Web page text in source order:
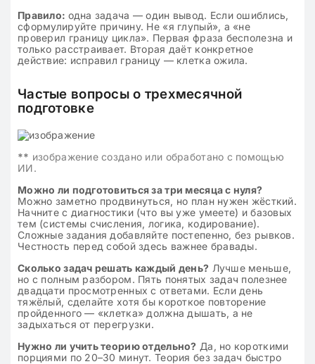
Правило: одна задача — один вывод. Если ошиблись,
сформулируйте причину. Не «я глупый», а «не
проверил границу цикла». Первая фраза бесполезна и
только расстраивает. Вторая даёт конкретное
действие: исправил границу — клетка ожила.
Частые вопросы о трехмесячной
подготовке
** изображение создано или обработано с помощью
ИИ.
Можно ли подготовиться за три месяца с нуля?
Можно заметно продвинуться, но план нужен жёсткий.
Начните с диагностики (что вы уже умеете) и базовых
тем (системы счисления, логика, кодирование).
Сложные задания добавляйте постепенно, без рывков.
Честность перед собой здесь важнее бравады.
Сколько задач решать каждый день? Лучше меньше,
но с полным разбором. Пять понятых задач полезнее
двадцати просмотренных с ответами. Если день
тяжёлый, сделайте хотя бы короткое повторение
пройденного — «клетка» должна дышать, а не
задыхаться от перегрузки.
Нужно ли учить теорию отдельно? Да, но короткими
порциями по 20–30 минут. Теория без задач быстро